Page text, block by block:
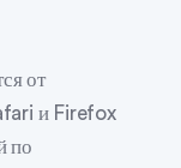
от
и Firefox
по